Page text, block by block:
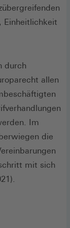
Einheitlichkeit
durch
allen
Im
die
mit sich